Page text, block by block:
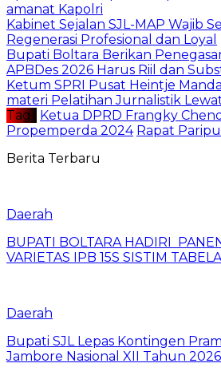
amanat Kapolri
Kabinet Sejalan SJL-MAP Wajib
Regenerasi Profesional dan Loyal
Bupati Boltara Berikan
APBDes 2026 Harus Riil dan
‎Ketum SPRI Pusat Heintje
materi Pelatihan Jurnalistik
Tag :
Ketua DPRD Frangky
Propemperda 2024 Rapat
Berita Terbaru
Daerah
BUPATI BOLTARA HADIRI
VARIETAS IPB 15S SISTIM TABELA
Daerah
Bupati SJL Lepas Kontingen
Jambore Nasional XII Tahun